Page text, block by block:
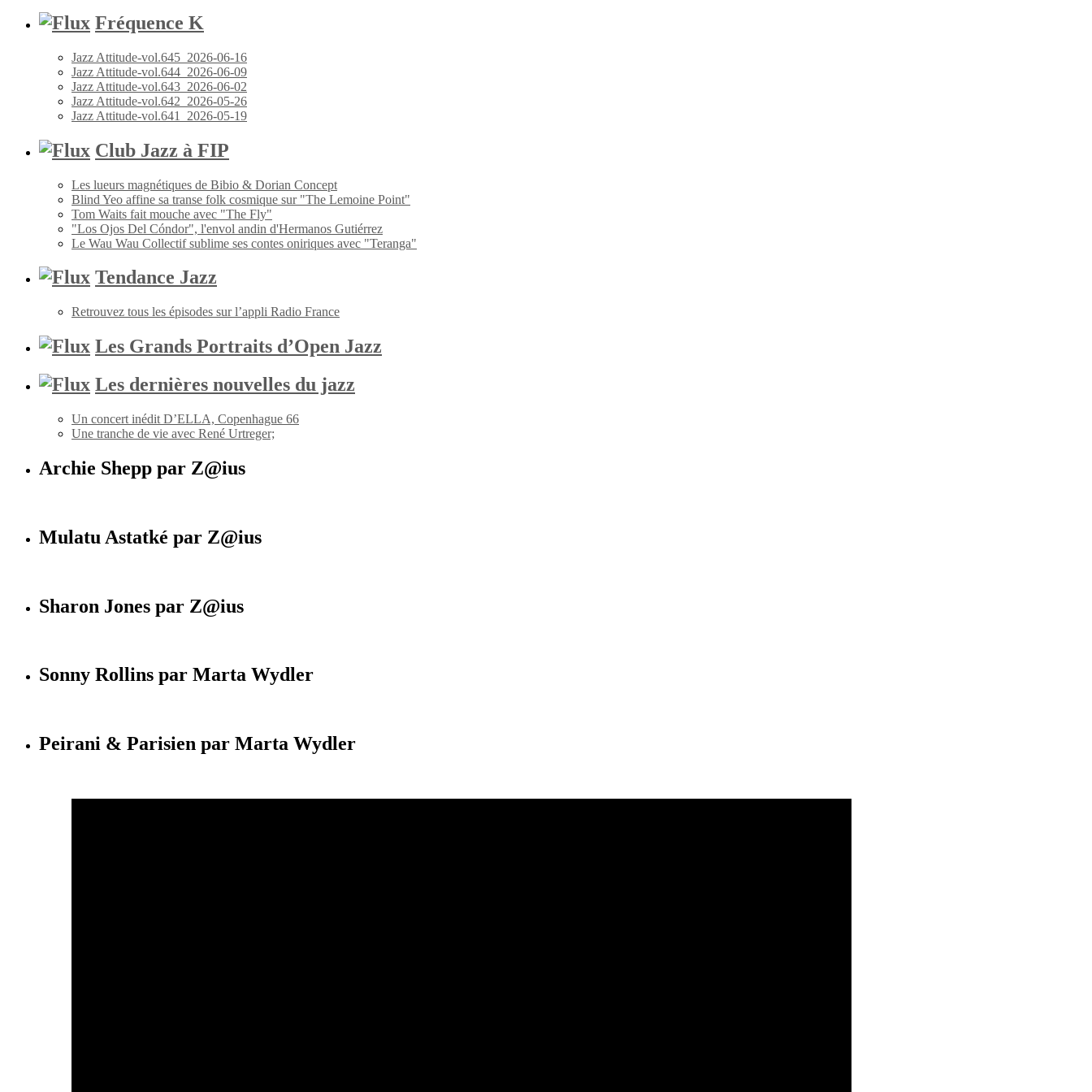
Fréquence K
Jazz Attitude-vol.645_2026-06-16
Jazz Attitude-vol.644_2026-06-09
Jazz Attitude-vol.643_2026-06-02
Jazz Attitude-vol.642_2026-05-26
Jazz Attitude-vol.641_2026-05-19
Club Jazz à FIP
Les lueurs magnétiques de Bibio & Dorian Concept
Blind Yeo affine sa transe folk cosmique sur "The Lemoine Point"
Tom Waits fait mouche avec "The Fly"
"Los Ojos Del Cóndor", l'envol andin d'Hermanos Gutiérrez
Le Wau Wau Collectif sublime ses contes oniriques avec "Teranga"
Tendance Jazz
Retrouvez tous les épisodes sur l’appli Radio France
Les Grands Portraits d’Open Jazz
Les dernières nouvelles du jazz
Un concert inédit D’ELLA, Copenhague 66
Une tranche de vie avec René Urtreger;
Archie Shepp par Z@ius
Mulatu Astatké par Z@ius
Sharon Jones par Z@ius
Sonny Rollins par Marta Wydler
Peirani & Parisien par Marta Wydler